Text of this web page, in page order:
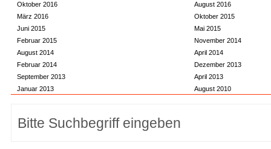
Oktober 2016
August 2016
März 2016
Oktober 2015
Juni 2015
Mai 2015
Februar 2015
November 2014
August 2014
April 2014
Februar 2014
Dezember 2013
September 2013
April 2013
Januar 2013
August 2010